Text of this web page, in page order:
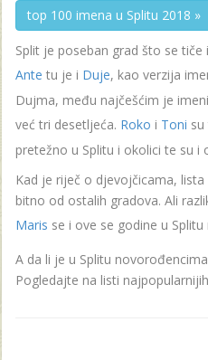
top 100 imena u Splitu 2018 »
Split je poseban grad što se
Ante tu je i Duje, kao verzija
Dujma, među najčešćim je
već tri desetljeća. Roko i Toni
pretežno u Splitu i okolici te su i
Kad je riječ o djevojčicama,
bitno od ostalih gradova. Ali
Maris se i ove se godine u
A da li je u Splitu
Pogledajte na listi